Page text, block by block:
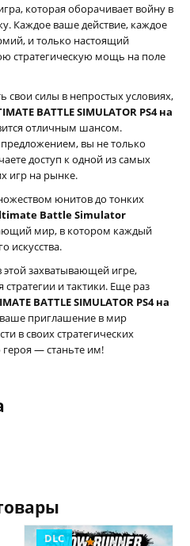
которая оборачивает войну в
Каждое ваше действие, каждое
и только настоящий
стратегическую мощь на поле
свои силы в непростых условиях,
BATTLE SIMULATOR PS4 на
отличным шансом.
вы не только
доступ к одной из самых
игр на рынке.
юнитов до тонких
Battle Simulator
мир, в котором каждый
искусства.
захватывающей игре,
и тактики. Еще раз
BATTLE SIMULATOR PS4 на
приглашение в мир
в своих стратегических
героя — станьте им!
DLC